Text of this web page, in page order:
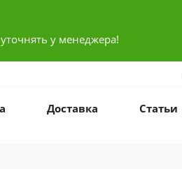
у менеджера!
Доставка Статьи